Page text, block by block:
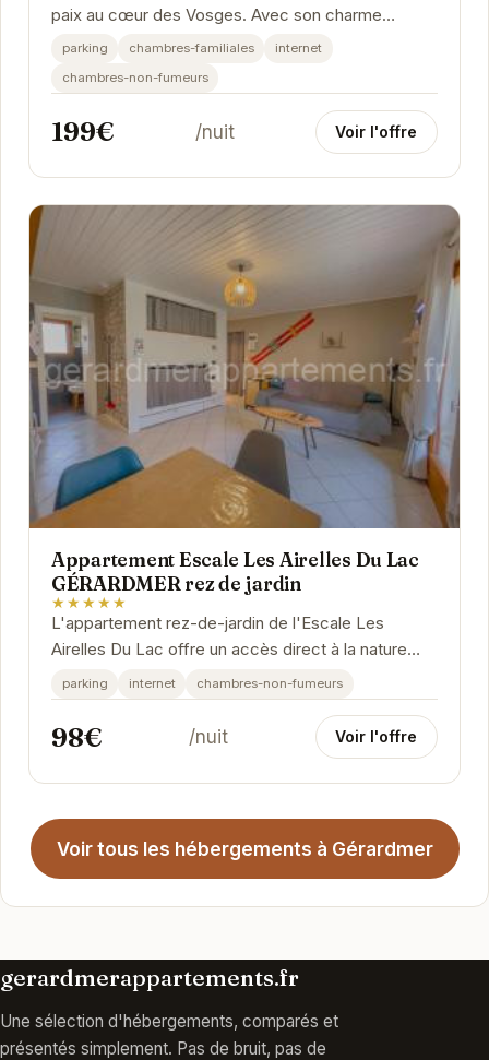
paix au cœur des Vosges. Avec son charme
authentique et ses équipements modernes, il offre
parking chambres-familiales
internet
chambres-non-fumeurs
199€ /nuit Voir l'offre
Appartement Escale Les Airelles Du Lac
GÉRARDMER rez de jardin
★★★★★
L'appartement rez-de-jardin de l'Escale Les
Airelles Du Lac offre un accès direct à la nature
environnante. Profitez d'un séjour confortable et...
parking internet chambres-non-fumeurs
98€ /nuit Voir l'offre
Voir tous les hébergements à Gérardmer
gerardmerappartements.fr
Une sélection d'hébergements, comparés et
présentés simplement. Pas de bruit, pas de